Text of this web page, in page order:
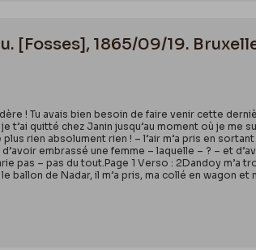
[Fosses], 1865/09/19.
! Tu avais bien besoin de faire venir cette
t’ai quitté chez Janin jusqu’au moment où je
rien absolument rien ! – l’air m’a pris en
embrassé une femme – laquelle – ? – et
pas – pas du tout.Page 1 Verso : 2Dandoy m’a
de Nadar, il m’a pris, ma collé en wagon et